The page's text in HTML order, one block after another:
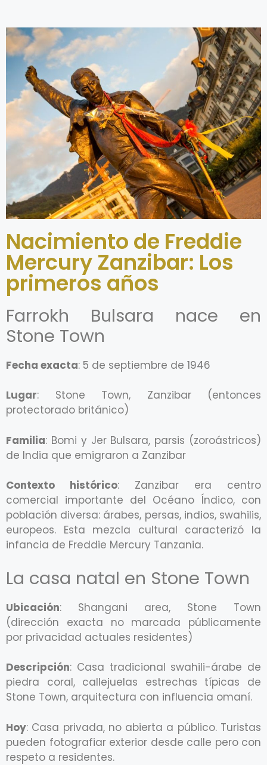
Nacimiento de Freddie
Mercury Zanzibar: Los
primeros años
Farrokh Bulsara nace en
Stone Town
Fecha exacta: 5 de septiembre de 1946
Lugar: Stone Town, Zanzibar (entonces
protectorado británico)
Familia: Bomi y Jer Bulsara, parsis (zoroástricos)
de India que emigraron a Zanzibar
Contexto histórico: Zanzibar era centro
comercial importante del Océano Índico, con
población diversa: árabes, persas, indios, swahilis,
europeos. Esta mezcla cultural caracterizó la
infancia de Freddie Mercury Tanzania.
La casa natal en Stone Town
Ubicación: Shangani area, Stone Town
(dirección exacta no marcada públicamente
por privacidad actuales residentes)
Descripción: Casa tradicional swahili-árabe de
piedra coral, callejuelas estrechas típicas de
Stone Town, arquitectura con influencia omaní.
Hoy: Casa privada, no abierta a público. Turistas
pueden fotografiar exterior desde calle pero con
respeto a residentes.